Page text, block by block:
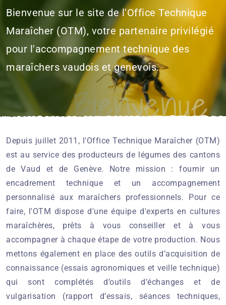
Bienvenue sur le site de l'Office Technique
Maraîcher (OTM), votre partenaire privilégié
pour l'accompagnement technique des
maraîchers vaudois et genevois.
Bienvenue
Depuis juillet 2011, l'Office Technique Maraîcher (OTM)
est au service des producteurs de légumes des cantons
de Vaud et de Genève. Notre mission : fournir un
encadrement technique et un accompagnement
personnalisé aux maraîchers professionnels. Pour ce
faire, l'OTM dispose d'une équipe d'experts en cultures
maraîchères, prêts à vous conseiller et à vous
accompagner à chaque étape de votre production. Nous
mettons également en place des outils d’acquisition de
connaissance (essais agronomiques et veille technique)
qui sont complétés d’outils d’échanges et de
vulgarisation (rapport d’essais, séances techniques,